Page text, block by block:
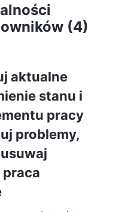
(4)
aktualne
stanu i
pracy
problemy,